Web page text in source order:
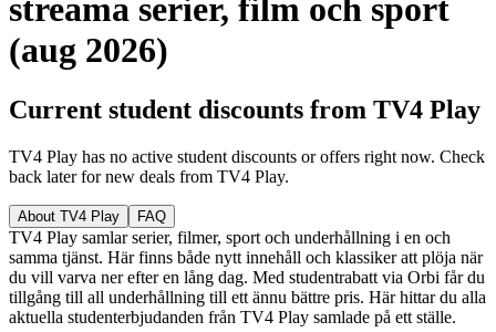
streama serier, film och sport
(aug 2026)
Current student discounts from TV4 Play
TV4 Play has no active student discounts or offers right now. Check
back later for new deals from TV4 Play.
About TV4 Play FAQ
TV4 Play samlar serier, filmer, sport och underhållning i en och
samma tjänst. Här finns både nytt innehåll och klassiker att plöja när
du vill varva ner efter en lång dag. Med studentrabatt via Orbi får du
tillgång till all underhållning till ett ännu bättre pris. Här hittar du alla
aktuella studenterbjudanden från TV4 Play samlade på ett ställe.